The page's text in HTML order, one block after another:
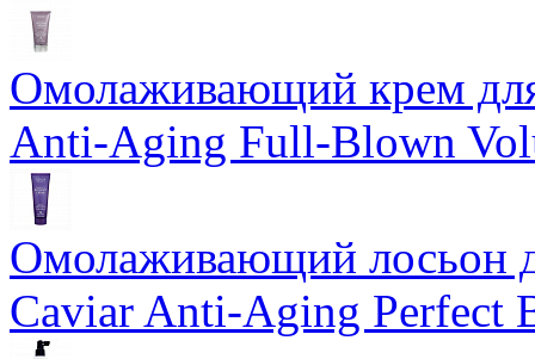
Омолаживающий крем
Anti-Aging Full-Blown
Омолаживающий лосьон
Caviar Anti-Aging Perfect